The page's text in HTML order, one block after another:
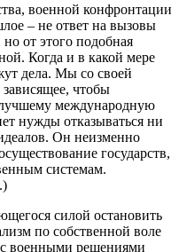
военной конфронтации
– не ответ на вызовы
но от этого подобная
Когда и в какой мере
дела. Мы со своей
зависящее, чтобы
международную
нужды отказываться ни
Он неизменно
государств,
системам.
силой остановить
по собственной воле
с военными решениями